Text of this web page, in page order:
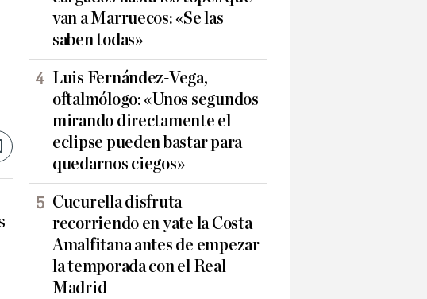
van a Marruecos: «Se las
saben todas»
Luis Fernández-Vega,
oftalmólogo: «Unos segundos
mirando directamente el
eclipse pueden bastar para
quedarnos ciegos»
Cucurella disfruta
recorriendo en yate la Costa
Amalfitana antes de empezar
la temporada con el Real
Madrid